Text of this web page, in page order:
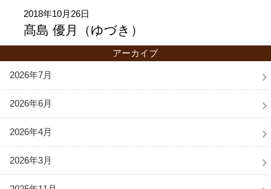
2018年10月26日
髙島 優月（ゆづき）
アーカイブ
2026年7月
2026年6月
2026年4月
2026年3月